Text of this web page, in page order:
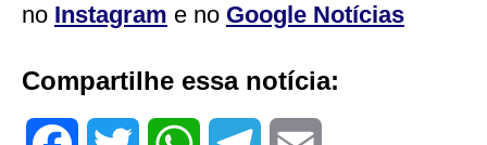
no Instagram e no Google Notícias
Compartilhe essa notícia: